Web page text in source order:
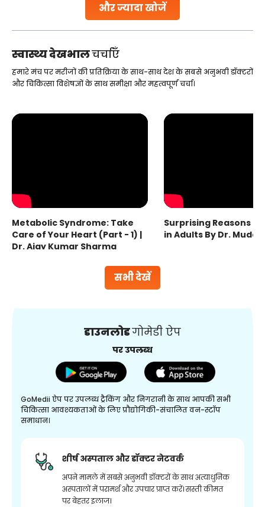
और ज्यादा खोजें
Continue Reading
स्वास्थ्य देखभालचर्चाएँ
सभी देखें
हमारे मंच पर मरीजों की प्रतिक्रिया के साथ-साथ देश के सबसे अनुभवी डॉक्टरों
और चिकित्सा विशेषज्ञों के साथ समीक्षा और महत्वपूर्ण चर्चा।
Metabolic Syndrome: Take
Care of Your Heart (Part - 1) |
Dr. Ajay Kumar Sharma
Surprising Reasons
in Adults By Dr.
डाउनलोडगोमेडी ऐप
पर उपलब्ध
GoMedii ऐप पर उपलब्ध ट्रैकिंग और निगरानी के साथ आपकी सभी
चिकित्सा आवश्यकताओं के लिए प्रौद्योगिकी-संचालित वन-स्टॉप
समाधान।
शीर्ष अस्पताल और डॉक्टर नेटवर्क
अपने मामले में सबसे अनुभवी डॉक्टरों के साथ अत्याधुनिक
अस्पतालों में परामर्श और उपचार प्राप्त करें। सस्ती कीमत
पर बेहतर इलाज।